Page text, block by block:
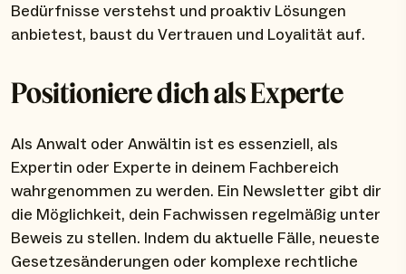
Bedürfnisse verstehst und proaktiv Lösungen
anbietest, baust du Vertrauen und Loyalität auf.
Positioniere dich als Experte
Als Anwalt oder Anwältin ist es essenziell, als
Expertin oder Experte in deinem Fachbereich
wahrgenommen zu werden. Ein Newsletter gibt dir
die Möglichkeit, dein Fachwissen regelmäßig unter
Beweis zu stellen. Indem du aktuelle Fälle, neueste
Gesetzesänderungen oder komplexe rechtliche